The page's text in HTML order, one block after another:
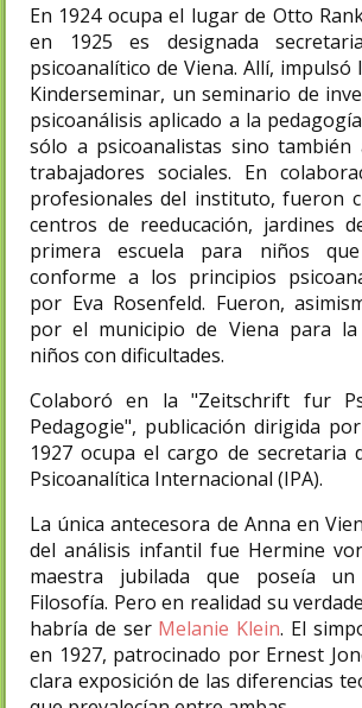
En 1924 ocupa el lugar de Otto
en 1925 es designada
psicoanalítico de Viena. Allí, impulsó
Kinderseminar, un seminario de
psicoanálisis aplicado a la
sólo a psicoanalistas sino también
trabajadores sociales. En
profesionales del instituto, fueron
centros de reeducación, jardines
primera escuela para niños
conforme a los principios
por Eva Rosenfeld. Fueron,
por el municipio de Viena para
niños con dificultades.
Colaboró en la "Zeitschrift fur
Pedagogie", publicación dirigida
1927 ocupa el cargo de secretaria
Psicoanalítica Internacional (IPA).
La única antecesora de Anna en
del análisis infantil fue Hermine
maestra jubilada que poseía
Filosofía. Pero en realidad su
habría de ser Melanie Klein. El
en 1927, patrocinado por Ernest
clara exposición de las diferencias